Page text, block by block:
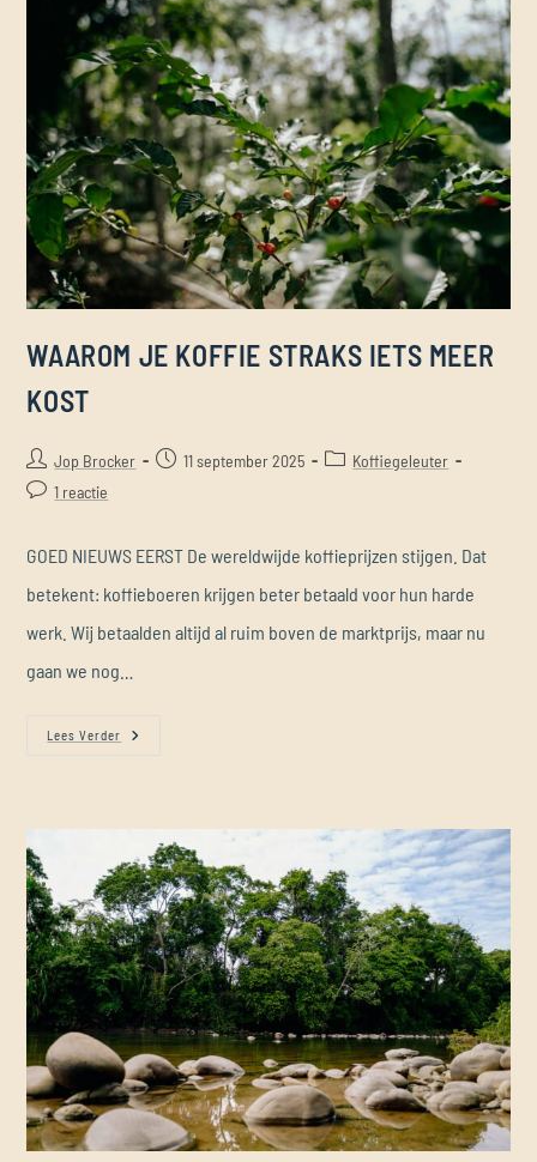
WAAROM JE KOFFIE STRAKS IETS MEER
KOST
Jop Brocker 11 september 2025
Koffiegeleuter
1 reactie
GOED NIEUWS EERST De wereldwijde koffieprijzen stijgen. Dat
betekent: koffieboeren krijgen beter betaald voor hun harde
werk. Wij betaalden altijd al ruim boven de marktprijs, maar nu
gaan we nog…
Lees Verder